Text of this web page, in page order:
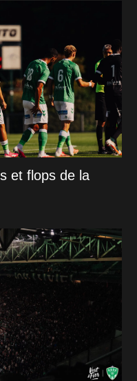
et flops de la